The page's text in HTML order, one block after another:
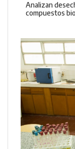
Analizan
compuestos